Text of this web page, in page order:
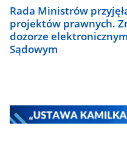
Rada Ministrów
projektów prawnych.
dozorze
Sądowym